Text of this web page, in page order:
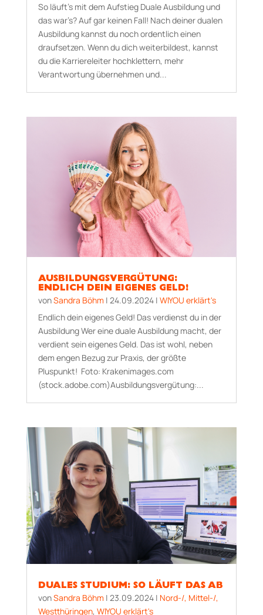
So läuft’s mit dem Aufstieg Duale Ausbildung und
das war’s? Auf gar keinen Fall! Nach deiner dualen
Ausbildung kannst du noch ordentlich einen
draufsetzen. Wenn du dich weiterbildest, kannst
du die Karriereleiter hochklettern, mehr
Verantwortung übernehmen und...
AUSBILDUNGSVERGÜTUNG:
ENDLICH DEIN EIGENES GELD!
vonSandra Böhm | 24.09.2024| WIYOU erklärt's
Endlich dein eigenes Geld! Das verdienst du in der
Ausbildung Wer eine duale Ausbildung macht, der
verdient sein eigenes Geld. Das ist wohl, neben
dem engen Bezug zur Praxis, der größte
Pluspunkt! Foto: Krakenimages.com
(stock.adobe.com)Ausbildungsvergütung:...
DUALES STUDIUM: SO LÄUFT DAS AB
vonSandra Böhm | 23.09.2024| Nord-/, Mittel-/,
Westthüringen, WIYOU erklärt's